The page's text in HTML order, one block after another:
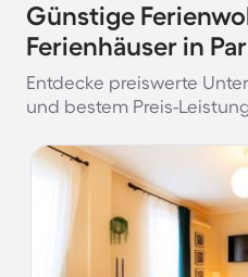
Günstige
Ferienhäuser in
Entdecke preiswerte
und bestem Preis-